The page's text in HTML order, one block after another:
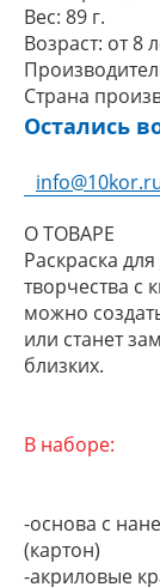
Вес: 89 г.
Возраст: от 8
Страна
Остались
О ТОВАРЕ
Раскраска
творчества с
можно
или станет
близких.
В наборе:
-основа с
(картон)
-акриловые